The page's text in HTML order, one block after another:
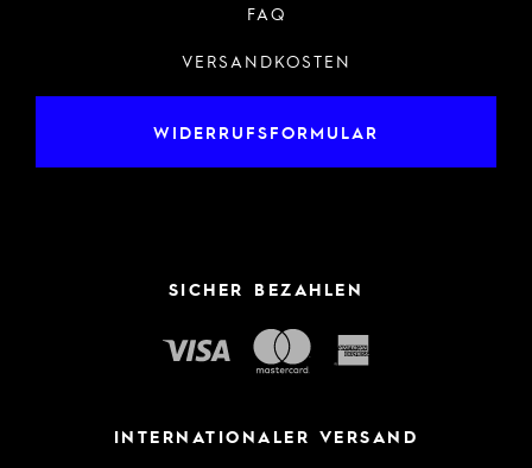
FAQ
VERSANDKOSTEN
WIDERRUFSFORMULAR
SICHER BEZAHLEN
INTERNATIONALER VERSAND